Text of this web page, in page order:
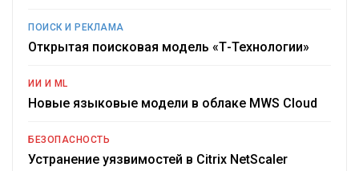
ПОИСК И РЕКЛАМА
Открытая поисковая модель «Т-Технологии»
ИИ И ML
Новые языковые модели в облаке MWS Cloud
БЕЗОПАСНОСТЬ
Устранение уязвимостей в Citrix NetScaler